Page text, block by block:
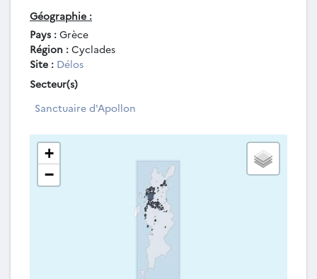
Géographie :
Pays : Grèce
Région : Cyclades
Site : Délos
Secteur(s)
Sanctuaire d'Apollon
+
−